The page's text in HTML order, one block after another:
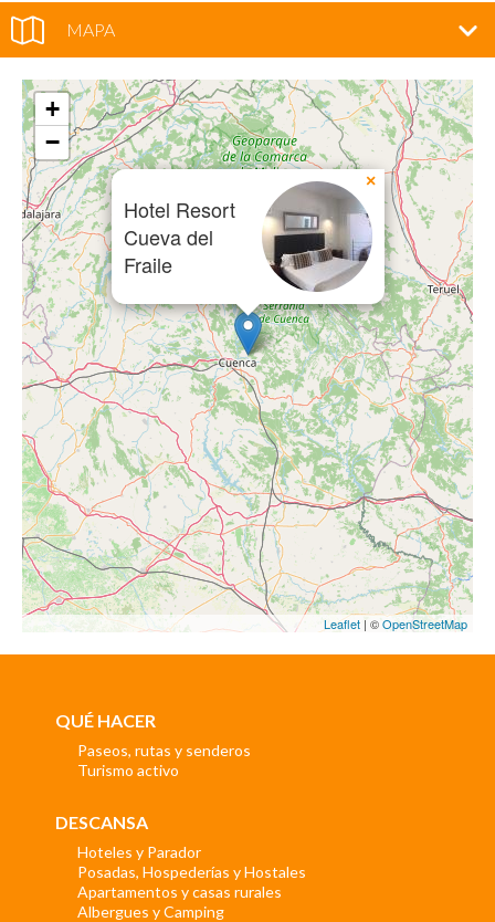
MAPA
Hotel Resort
Cueva del
Fraile
×
+
−
Leaflet | ©OpenStreetMap
QUÉ HACER
Paseos, rutas y senderos
Turismo activo
DESCANSA
Hoteles y Parador
Posadas, Hospederías y Hostales
Apartamentos y casas rurales
Albergues y Camping